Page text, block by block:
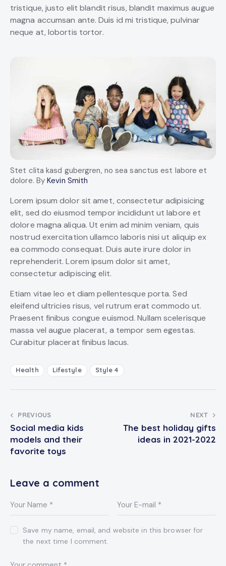
tristique, justo elit blandit risus, blandit maximus augue
magna accumsan ante. Duis id mi tristique, pulvinar
neque at, lobortis tortor.
Stet clita kasd gubergren, no sea sanctus est labore et
dolore. ByKevin Smith
Lorem ipsum dolor sit amet, consectetur adipisicing
elit, sed do eiusmod tempor incididunt ut labore et
dolore magna aliqua. Ut enim ad minim veniam, quis
nostrud exercitation ullamco laboris nisi ut aliquip ex
ea commodo consequat. Duis aute irure dolor in
reprehenderit. Lorem ipsum dolor sit amet,
consectetur adipiscing elit.
Etiam vitae leo et diam pellentesque porta. Sed
eleifend ultricies risus, vel rutrum erat commodo ut.
Praesent finibus congue euismod. Nullam scelerisque
massa vel augue placerat, a tempor sem egestas.
Curabitur placerat finibus lacus.
Health Lifestyle Style 4
Post
navigation
PREVIOUS
Social media kids
models and their
favorite toys
NEXT
The best holiday gifts
ideas in 2021-2022
Leave a comment
Save my name, email, and website in this browser for
the next time I comment.